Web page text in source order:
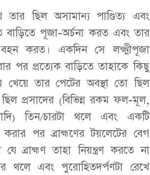
ছিল অসামান্য পাণ্ডিত্য এবং
পূজা-অর্চনা করত এবং তার
বহন করত। একদিন সে লক্ষ্মীপূজা
পর প্রত্যেক বাড়িতে তাহাকে কিছু
খেয়ে তার পেটের অবস্থা তো ছিল
প্রসাদের (বিভিন্ন রকম ফল-মূল,
তিন/চারটা থলে এবং একটি
পর ব্রাহ্মণের টয়লেটের বেগ
তাহা নিয়ন্ত্রণ করতে না
থলে এবং পুরোহিতদর্পণটা রেখে